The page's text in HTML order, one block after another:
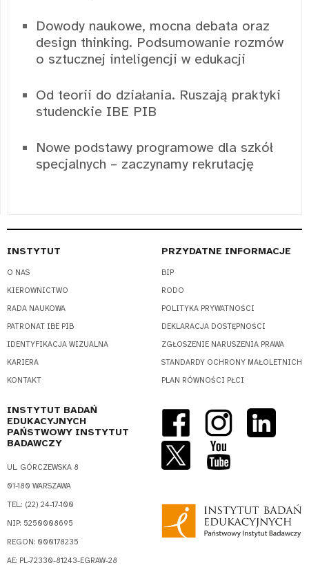
Dowody naukowe, mocna debata oraz
design thinking. Podsumowanie rozmów
o sztucznej inteligencji w edukacji
Od teorii do działania. Ruszają praktyki
studenckie IBE PIB
Nowe podstawy programowe dla szkół
specjalnych – zaczynamy rekrutację
INSTYTUT
O NAS
KIEROWNICTWO
RADA NAUKOWA
PATRONAT IBE PIB
IDENTYFIKACJA WIZUALNA
KARIERA
KONTAKT
PRZYDATNE INFORMACJE
BIP
RODO
POLITYKA PRYWATNOŚCI
DEKLARACJA DOSTĘPNOŚCI
ZGŁOSZENIE NARUSZENIA PRAWA
STANDARDY OCHRONY MAŁOLETNICH
PLAN RÓWNOŚCI PŁCI
INSTYTUT BADAŃ
EDUKACYJNYCH
PAŃSTWOWY INSTYTUT
BADAWCZY
UL. GÓRCZEWSKA 8
01-180 WARSZAWA
TEL.: (22) 24-17-100
NIP: 5250008695
REGON: 000178235
AE: PL-72330-81243-EGRAW-28